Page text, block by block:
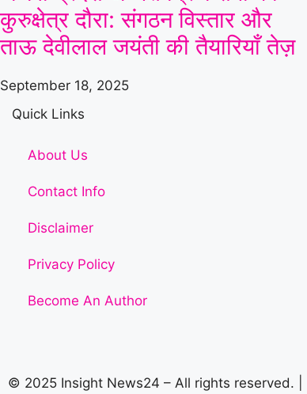
कुरुक्षेत्र दौरा: संगठन विस्तार और
ताऊ देवीलाल जयंती की तैयारियाँ तेज़
September 18, 2025
Quick Links
About Us
Contact Info
Disclaimer
Privacy Policy
Become An Author
© 2025 Insight News24 – All rights reserved. |